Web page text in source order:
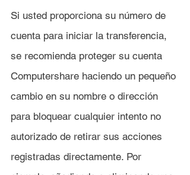
Si usted proporciona su número de
cuenta para iniciar la transferencia,
se recomienda proteger su cuenta
Computershare haciendo un pequeño
cambio en su nombre o dirección
para bloquear cualquier intento no
autorizado de retirar sus acciones
registradas directamente. Por